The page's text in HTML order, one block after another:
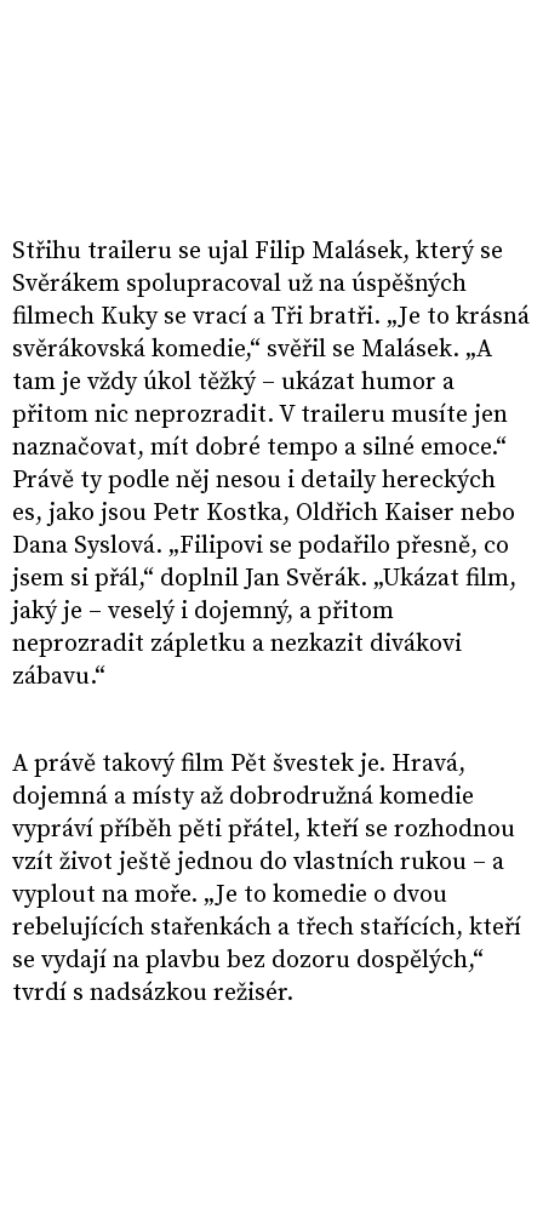
Střihu traileru se ujal Filip Malásek, který se
Svěrákem spolupracoval už na úspěšných
filmech Kuky se vrací a Tři bratři. „Je to krásná
svěrákovská komedie,“ svěřil se Malásek. „A
tam je vždy úkol těžký – ukázat humor a
přitom nic neprozradit. V traileru musíte jen
naznačovat, mít dobré tempo a silné emoce.“
Právě ty podle něj nesou i detaily hereckých
es, jako jsou Petr Kostka, Oldřich Kaiser nebo
Dana Syslová. „Filipovi se podařilo přesně, co
jsem si přál,“ doplnil Jan Svěrák. „Ukázat film,
jaký je – veselý i dojemný, a přitom
neprozradit zápletku a nezkazit divákovi
zábavu.“
A právě takový film Pět švestek je. Hravá,
dojemná a místy až dobrodružná komedie
vypráví příběh pěti přátel, kteří se rozhodnou
vzít život ještě jednou do vlastních rukou – a
vyplout na moře. „Je to komedie o dvou
rebelujících stařenkách a třech stařících, kteří
se vydají na plavbu bez dozoru dospělých,“
tvrdí s nadsázkou režisér.